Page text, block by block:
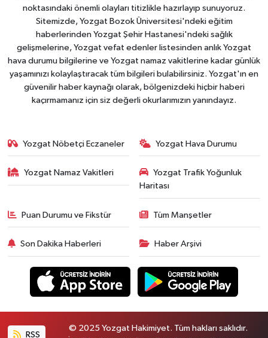
noktasındaki önemli olayları titizlikle hazırlayıp sunuyoruz.
Sitemizde, Yozgat Bozok Üniversitesi'ndeki eğitim
haberlerinden Yozgat Şehir Hastanesi'ndeki sağlık
gelişmelerine, Yozgat vefat edenler listesinden anlık Yozgat
hava durumu bilgilerine ve Yozgat namaz vakitlerine kadar günlük
yaşamınızı kolaylaştıracak tüm bilgileri bulabilirsiniz. Yozgat'ın en
güvenilir haber kaynağı olarak, bölgenizdeki hiçbir haberi
kaçırmamanız için siz değerli okurlarımızın yanındayız.
Yozgat Nöbetçi Eczaneler Yozgat Hava Durumu
Yozgat Namaz Vakitleri
Yozgat Trafik Yoğunluk
Haritası
Puan Durumu ve Fikstür Tüm Manşetler
Son Dakika Haberleri Haber Arşivi
RSS
© 2025 Yozgat Hakimiyet. Tüm hakları saklıdır.